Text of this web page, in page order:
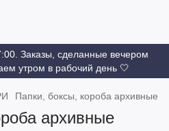
Заказы, сделанные вечером
утром в рабочий день 🤍
Папки, боксы, короба архивные
архивные